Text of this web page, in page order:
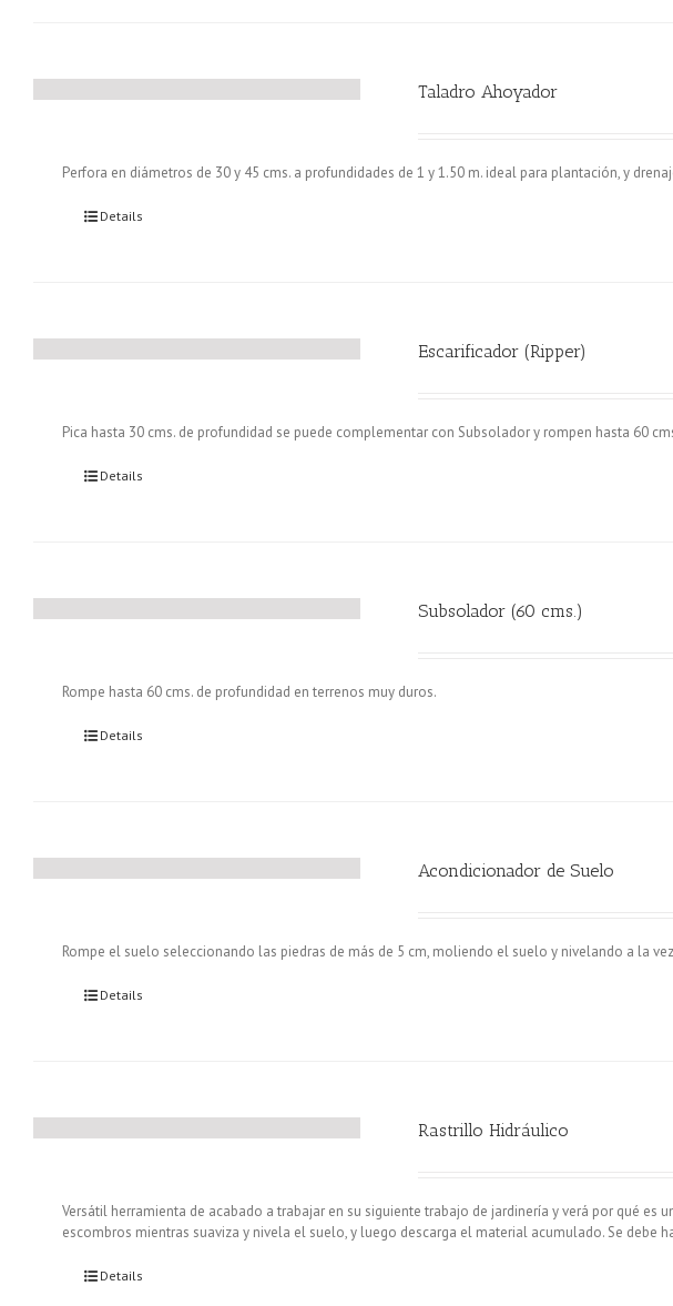
Taladro Ahoyador
Perfora en diámetros de 30 y 45 cms. a profundidades de 1 y 1.50 m. ideal para plantación, y
Details
Escarificador (Ripper)
Pica hasta 30 cms. de profundidad se puede complementar con Subsolador y rompen hasta 60
Details
Subsolador (60 cms.)
Rompe hasta 60 cms. de profundidad en terrenos muy duros.
Details
Acondicionador de Suelo
Rompe el suelo seleccionando las piedras de más de 5 cm, moliendo el suelo y nivelando a la
Details
Rastrillo Hidráulico
Versátil herramienta de acabado a trabajar en su siguiente trabajo de jardinería y verá por qué es
escombros mientras suaviza y nivela el suelo, y luego descarga el material acumulado. Se debe
Details